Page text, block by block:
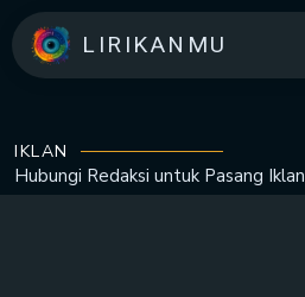
LIRIKANMU
IKLAN
Hubungi Redaksi untuk Pasang Iklan